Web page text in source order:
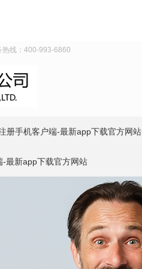
热线：400-993-6860
册手机客户端-最新app下载官方网站
最新app下载官方网站